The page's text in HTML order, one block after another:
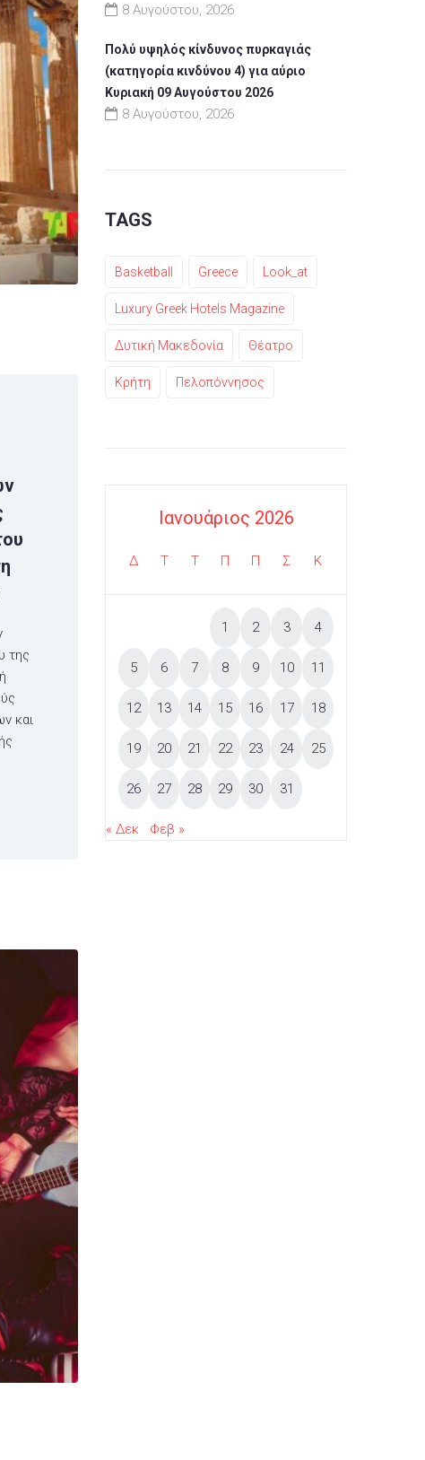
της
και
8 Αυγούστου, 2026
Πολύ υψηλός κίνδυνος πυρκαγιάς
(κατηγορία κινδύνου 4) για αύριο
Κυριακή 09 Αυγούστου 2026
8 Αυγούστου, 2026
TAGS
Basketball Greece Look_at
Luxury Greek Hotels Magazine
Δυτική Μακεδονία Θέατρο
Κρήτη Πελοπόννησος
Ιανουάριος 2026
Δ Τ Τ Π Π Σ Κ
1 2 3 4
5 6 7 8 9 10 11
12 13 14 15 16 17 18
19 20 21 22 23 24 25
26 27 28 29 30 31
« Δεκ Φεβ »